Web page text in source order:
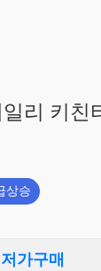
리 키친
상승
가구매